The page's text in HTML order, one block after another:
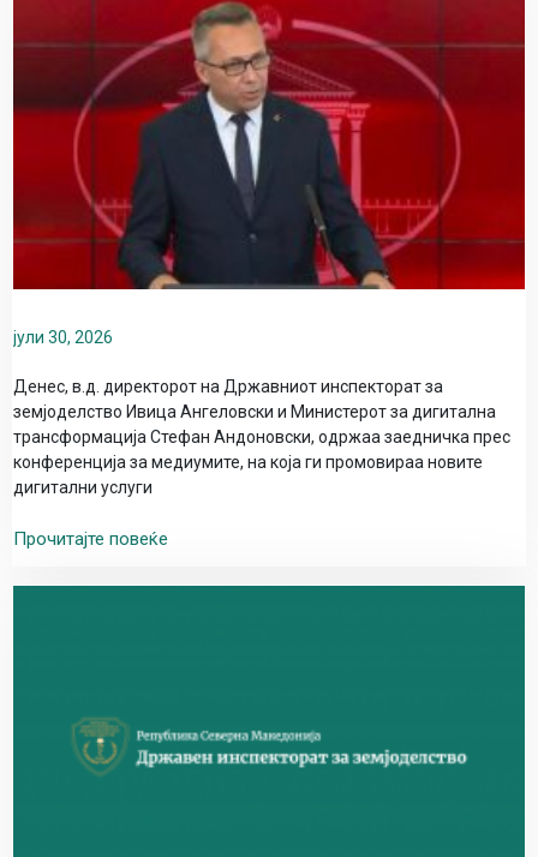
јули 30, 2026
Денес, в.д. директорот на Државниот инспекторат за
земјоделство Ивица Ангеловски и Министерот за дигитална
трансформација Стефан Андоновски, одржаа заедничка прес
конференција за медиумите, на која ги промовираа новите
дигитални услуги
Прочитајте повеќе